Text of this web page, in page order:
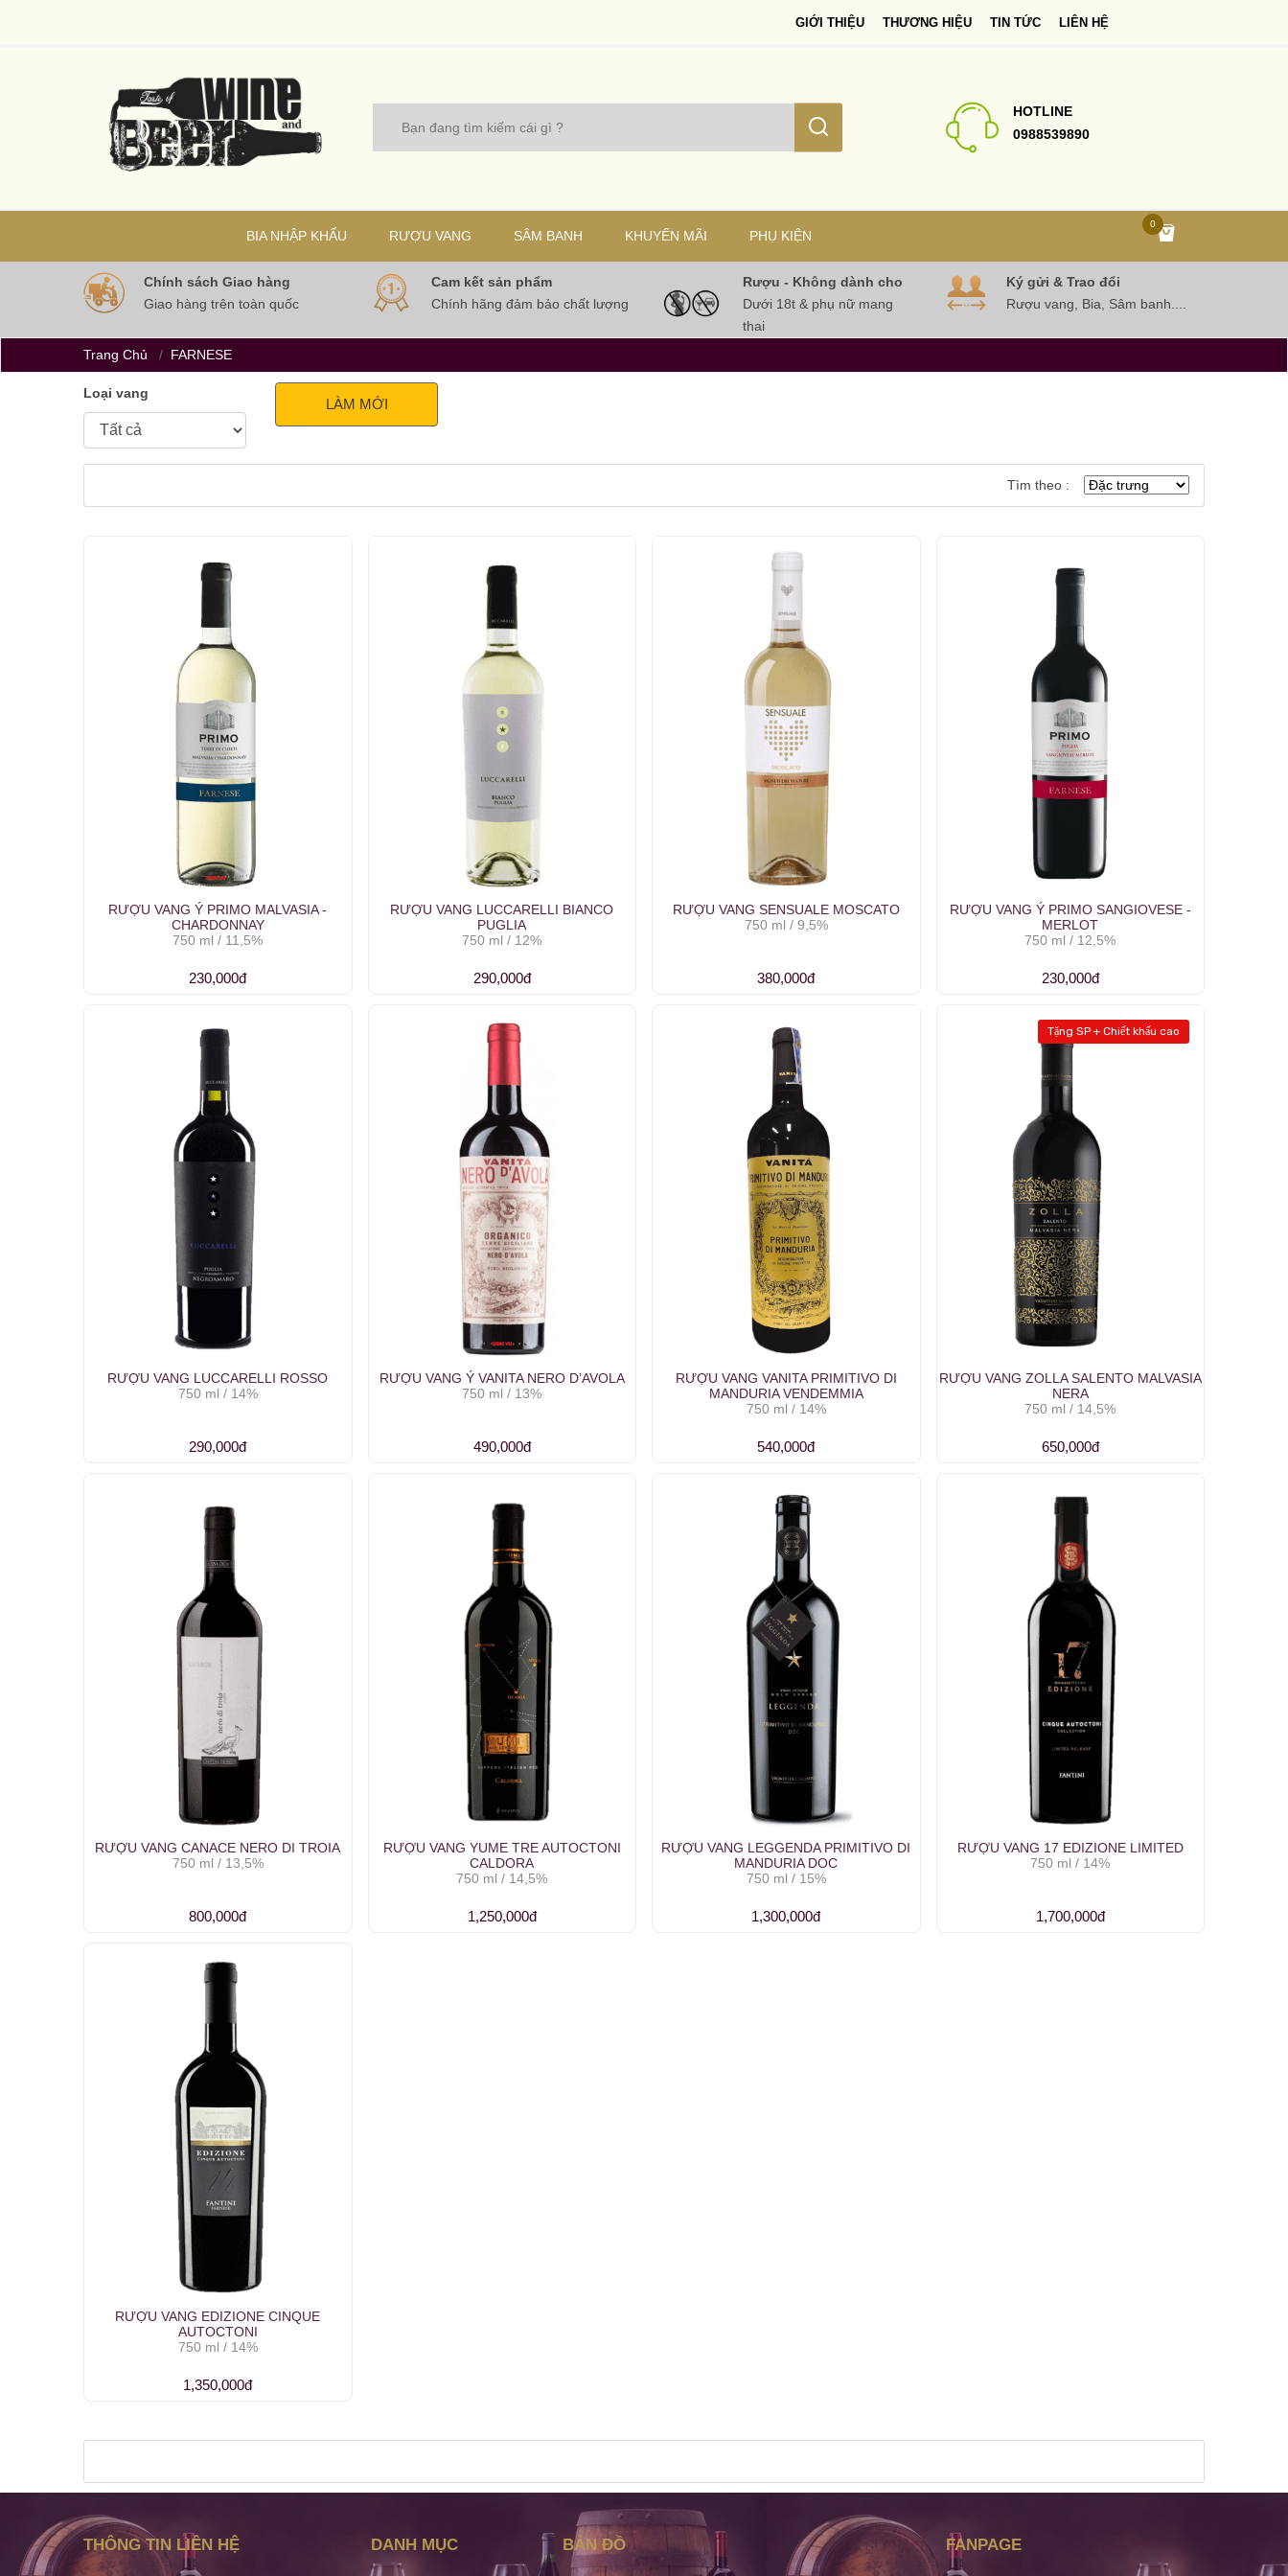
GIỚI THIỆU THƯƠNG HIỆU TIN TỨC LIÊN HỆ
HOTLINE
0988539890
BIA NHẬP KHẨU RƯỢU VANG SÂM BANH KHUYẾN MÃI PHỤ KIỆN
0
Chính sách Giao hàng
Giao hàng trên toàn quốc
Cam kết sản phẩm
Chính hãng đảm bảo chất lượng
Rượu - Không dành cho
Dưới 18t & phụ nữ mang
thai
Ký gửi & Trao đổi
Rượu vang, Bia, Sâm banh....
Trang Chủ FARNESE
Loại vang
LÀM MỚI
Tìm theo :
RƯỢU VANG Ý PRIMO MALVASIA -
CHARDONNAY
750 ml / 11,5%
230,000đ
RƯỢU VANG LUCCARELLI BIANCO
PUGLIA
750 ml / 12%
290,000đ
RƯỢU VANG SENSUALE MOSCATO
750 ml / 9,5%
380,000đ
RƯỢU VANG Ý PRIMO SANGIOVESE -
MERLOT
750 ml / 12,5%
230,000đ
RƯỢU VANG LUCCARELLI ROSSO
750 ml / 14%
290,000đ
RƯỢU VANG Ý VANITA NERO D’AVOLA
750 ml / 13%
490,000đ
RƯỢU VANG VANITA PRIMITIVO DI
MANDURIA VENDEMMIA
750 ml / 14%
540,000đ
Tặng SP + Chiết khấu cao
RƯỢU VANG ZOLLA SALENTO MALVASIA
NERA
750 ml / 14,5%
650,000đ
RƯỢU VANG CANACE NERO DI TROIA
750 ml / 13,5%
800,000đ
RƯỢU VANG YUME TRE AUTOCTONI
CALDORA
750 ml / 14,5%
1,250,000đ
RƯỢU VANG LEGGENDA PRIMITIVO DI
MANDURIA DOC
750 ml / 15%
1,300,000đ
RƯỢU VANG 17 EDIZIONE LIMITED
750 ml / 14%
1,700,000đ
RƯỢU VANG EDIZIONE CINQUE
AUTOCTONI
750 ml / 14%
1,350,000đ
THÔNG TIN LIÊN HỆ DANH MỤC BẢN ĐỒ FANPAGE